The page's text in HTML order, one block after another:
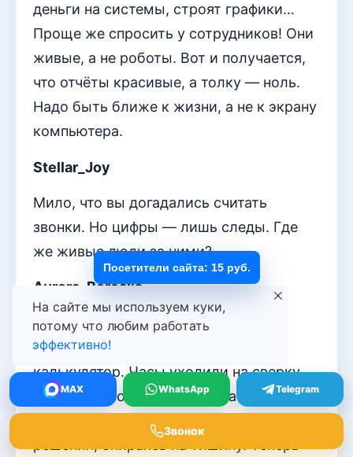
деньги на системы, строят графики…
Проще же спросить у сотрудников! Они
живые, а не роботы. Вот и получается,
что отчёты красивые, а толку — ноль.
Надо быть ближе к жизни, а не к экрану
компьютера.
Stellar_Joy
Мило, что вы догадались считать
звонки. Но цифры — лишь следы. Где
же живые люди за ними?
Aurora_Borealis
Помню свой первый отчет. Стопка
бумаг, запах свежей распечатки,
калькулятор. Часы уходили на сверку
цифр, а живой голос клиента терялся за
строками таблиц. Мы принимали
На сайте мы используем куки,
потому что любим работать
эффективно!
MAX WhatsApp Telegram
Звонок
Посетители сайта: 15 руб.